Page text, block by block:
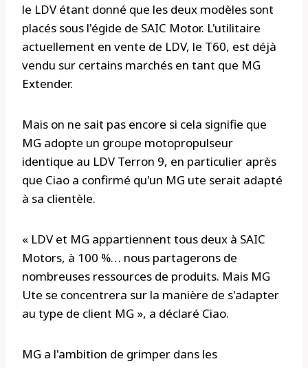
le LDV étant donné que les deux modèles sont
placés sous l'égide de SAIC Motor. L'utilitaire
actuellement en vente de LDV, le T60, est déjà
vendu sur certains marchés en tant que MG
Extender.
Mais on ne sait pas encore si cela signifie que
MG adopte un groupe motopropulseur
identique au LDV Terron 9, en particulier après
que Ciao a confirmé qu'un MG ute serait adapté
à sa clientèle.
« LDV et MG appartiennent tous deux à SAIC
Motors, à 100 %… nous partagerons de
nombreuses ressources de produits. Mais MG
Ute se concentrera sur la manière de s'adapter
au type de client MG », a déclaré Ciao.
MG a l'ambition de grimper dans les